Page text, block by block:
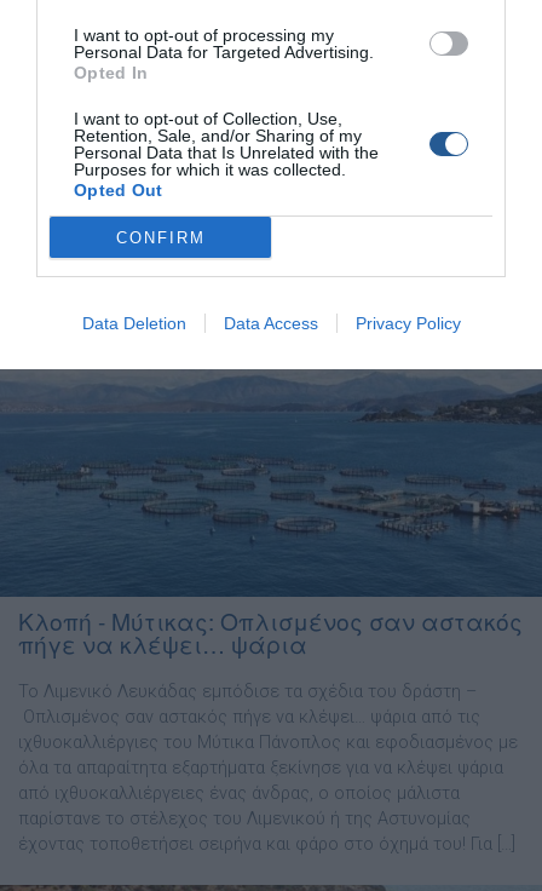
I want to opt-out of processing my
Personal Data for Targeted Advertising.
Opted In
I want to opt-out of Collection, Use,
Retention, Sale, and/or Sharing of my
Personal Data that Is Unrelated with the
Purposes for which it was collected.
Opted Out
CONFIRM
Data Deletion Data Access Privacy Policy
ώρες χθες, στελέχη του Λιμεναρχείου Λευκάδας. Ειδικότερα,
στελέχη της οικείας Λιμενικής Αρχής, στο πλαίσιο
επιβαίνοντες, να κινείται χωρίς φανούς ναυσιπλοΐας στη
θαλάσσια περιοχή “ΒΕΛΑ” Αιτωλοακαρνανίας και να
προσεγγίζει παρακείμενη παραλία πλησίον εγκαταστάσεων
ιχθυοκαλλιέργειας. Κατόπιν διακριτικής επιτήρησης,
διαπιστώθηκε ότι οι ανωτέρω προέβησαν […]
Κλοπή - Μύτικας: Οπλισμένος σαν αστακός
πήγε να κλέψει… ψάρια
Το Λιμενικό Λευκάδας εμπόδισε τα σχέδια του δράστη –
Οπλισμένος σαν αστακός πήγε να κλέψει… ψάρια από τις
ιχθυοκαλλιέργιες του Μύτικα Πάνοπλος και εφοδιασμένος με
όλα τα απαραίτητα εξαρτήματα ξεκίνησε για να κλέψει ψάρια
από ιχθυοκαλλιέργειες ένας άνδρας, ο οποίος μάλιστα
παρίστανε το στέλεχος του Λιμενικού ή της Αστυνομίας
έχοντας τοποθετήσει σειρήνα και φάρο στο όχημά του! Για […]